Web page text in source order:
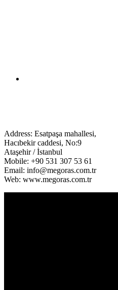
Address: Esatpaşa mahallesi,
Hacıbekir caddesi, No:9
Ataşehir / İstanbul
Mobile: +90 531 307 53 61
Email: info@megoras.com.tr
Web: www.megoras.com.tr